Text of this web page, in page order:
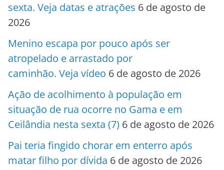
sexta. Veja datas e atrações 6 de agosto de
2026
Menino escapa por pouco após ser
atropelado e arrastado por
caminhão. Veja vídeo 6 de agosto de 2026
Ação de acolhimento à população em
situação de rua ocorre no Gama e em
Ceilândia nesta sexta (7) 6 de agosto de 2026
Pai teria fingido chorar em enterro após
matar filho por dívida 6 de agosto de 2026